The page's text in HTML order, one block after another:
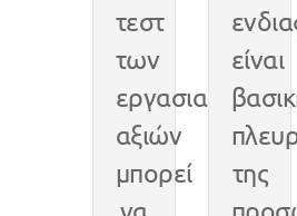
τεστ
των
εργασιακών
αξιών
μπορεί
είναι
της